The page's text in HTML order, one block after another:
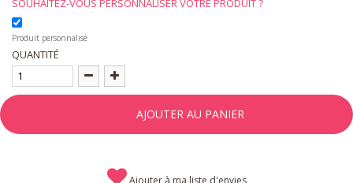
Produit personnalisé
QUANTITÉ
AJOUTER AU PANIER
Ajouter à ma liste d'envies